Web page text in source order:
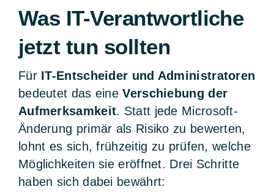
Was IT-Verantwortliche
jetzt tun sollten
Für IT-Entscheider und Administratoren
bedeutet das eineVerschiebung der
Aufmerksamkeit. Statt jede Microsoft-
Änderung primär als Risiko zu bewerten,
lohnt es sich, frühzeitig zu prüfen, welche
Möglichkeiten sie eröffnet. Drei Schritte
haben sich dabei bewährt: